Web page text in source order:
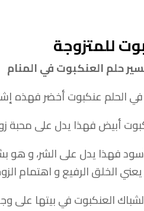
للمتزوجة
في الحلم عنكبوت أخضر فهذه
أبيض فهذا يدل على محبة
أسود فهذا يدل على الشر، و هو
الخلق الرفيع و اهتمام
لشباك العنكبوت في بيتها